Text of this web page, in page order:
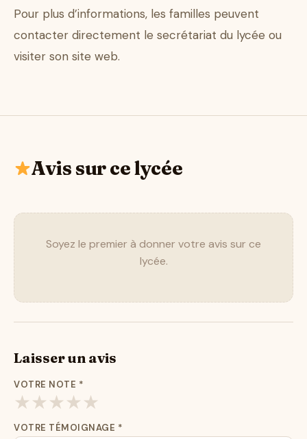
Pour plus d’informations, les familles peuvent
contacter directement le secrétariat du lycée ou
visiter son site web.
Avis sur ce lycée
Soyez le premier à donner votre avis sur ce
lycée.
Laisser un avis
VOTRE NOTE *
★★★★★
VOTRE TÉMOIGNAGE *